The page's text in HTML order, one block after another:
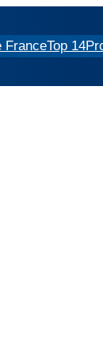
FranceTop 14